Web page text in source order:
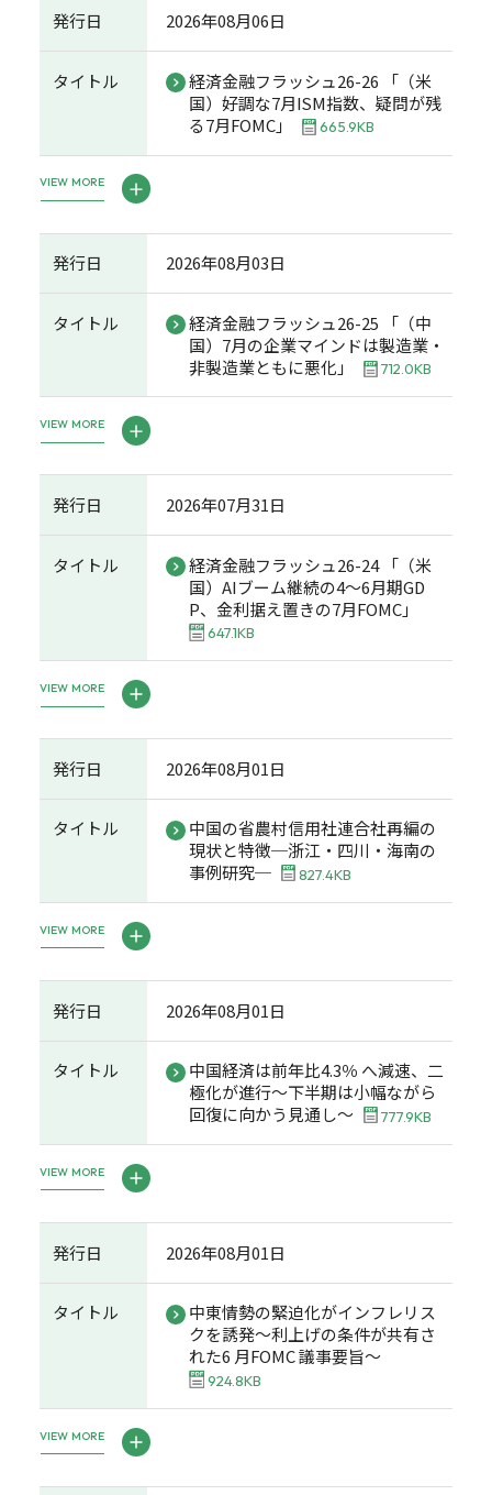
発行日 2026年08月06日
タイトル
経済金融フラッシュ26-26 「（米
国）好調な7月ISM指数、疑問が残
る7月FOMC」
665.9KB
VIEW MORE
発行日 2026年08月03日
タイトル
経済金融フラッシュ26-25 「（中
国）7月の企業マインドは製造業・
非製造業ともに悪化」
712.0KB
VIEW MORE
発行日 2026年07月31日
タイトル
経済金融フラッシュ26-24 「（米
国）AIブーム継続の4～6月期GD
P、金利据え置きの7月FOMC」
647.1KB
VIEW MORE
発行日 2026年08月01日
タイトル
中国の省農村信用社連合社再編の
現状と特徴─浙江・四川・海南の
事例研究─
827.4KB
VIEW MORE
発行日 2026年08月01日
タイトル
中国経済は前年比4.3％ へ減速、二
極化が進行～下半期は小幅ながら
回復に向かう見通し～
777.9KB
VIEW MORE
発行日 2026年08月01日
タイトル
中東情勢の緊迫化がインフレリス
クを誘発～利上げの条件が共有さ
れた6 月FOMC 議事要旨～
924.8KB
VIEW MORE